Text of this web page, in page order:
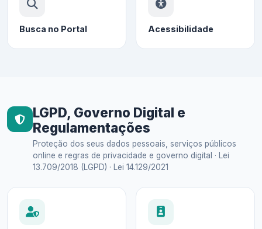
Busca no Portal Acessibilidade
LGPD, Governo Digital e
Regulamentações
Proteção dos seus dados pessoais, serviços públicos
online e regras de privacidade e governo digital · Lei
13.709/2018 (LGPD) · Lei 14.129/2021